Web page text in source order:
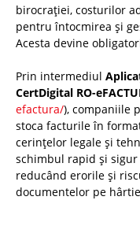
birocrației, costurilor
pentru întocmirea și
Acesta devine
Prin intermediul
CertDigital RO-
efactura/), companiile
stoca facturile în
cerințelor legale și
schimbul rapid și
reducând erorile și
documentelor pe